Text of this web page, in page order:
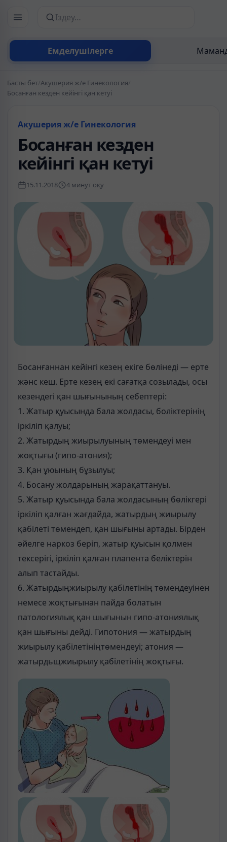
Емделушілерге
Сайттан іздеу
Басты бет/Акушерия ж/е Гинекология/
Босанған кезден кейінгі қан кетуі
Акушерия ж/е Гинекология
Босанған кезден
кейінгі қан кетуі
15.11.2018 4 минут оқу
Босанғаннан кейінгі кезең екіге бөлінеді — ерте
жәнс кеш. Ерте кезең екі сағатқа созылады, осы
кезендегі қан шығынының себептері:
1. Жатыр қуысында бала жолдасы, боліктерінің
іркіліп қалуы;
2. Жатырдың жиырылуының төмендеуі мен
жоқтығы (гипо-атония);
3. Қан ұюының бұзылуы;
4. Босану жолдарының жарақаттануы.
5. Жатыр қуысында бала жолдасының бөлікгері
іркіліп қалған жағдайда, жатырдың жиырылу
қабілеті төмендеп, қан шығыны артады. Бірден
әйелге наркоз беріп, жатыр қуысын қолмен
тексерігі, іркіліп қалған плапента беліктерін
алып тастайды.
6. Жатырдыңжиырылу қабілетінің төмендеуінен
немесе жоқтығынан пайда болатын
патологиялық қан шығынын гипо-атониялық
қан шығыны дейді. Гипотония — жатырдың
жиырылу қабілетініңтөмендеуі; атония —
жатырдьщжиырылу қабілетінің жоқтығы.